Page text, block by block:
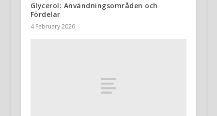
Glycerol: Användningsområden och
Fördelar
4 February 2026